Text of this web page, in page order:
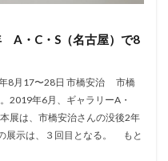
A・C・S（名古屋）で8
8月17〜28日 市橋安治 市橋
2019年6月、ギャラリーA・
展は、市橋安治さんの没後2年
展示は、３回目となる。 もと